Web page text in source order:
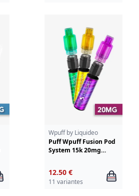
Wpuff by Liquideo
Puff Wpuff Fusion Pod
System 15k 20mg
12.50 €
11 variantes